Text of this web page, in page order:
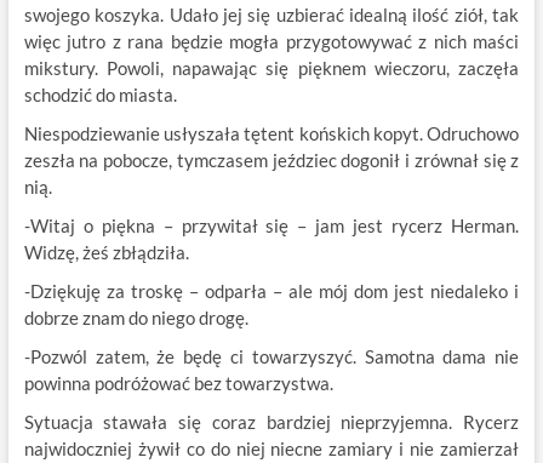
swojego koszyka. Udało jej się uzbierać idealną ilość ziół, tak
więc jutro z rana będzie mogła przygotowywać z nich maści
mikstury. Powoli, napawając się pięknem wieczoru, zaczęła
schodzić do miasta.
Niespodziewanie usłyszała tętent końskich kopyt. Odruchowo
zeszła na pobocze, tymczasem jeździec dogonił i zrównał się z
nią.
-Witaj o piękna – przywitał się – jam jest rycerz Herman.
Widzę, żeś zbłądziła.
-Dziękuję za troskę – odparła – ale mój dom jest niedaleko i
dobrze znam do niego drogę.
-Pozwól zatem, że będę ci towarzyszyć. Samotna dama nie
powinna podróżować bez towarzystwa.
Sytuacja stawała się coraz bardziej nieprzyjemna. Rycerz
najwidoczniej żywił co do niej niecne zamiary i nie zamierzał